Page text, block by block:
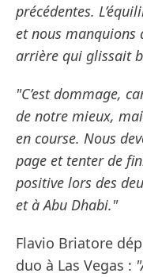
précédentes.
et nous manquions
arrière qui glissait
"C’est dommage,
de notre mieux,
en course. Nous
page et tenter de
positive lors des
et à Abu Dhabi."
Flavio Briatore
duo à Las Vegas :